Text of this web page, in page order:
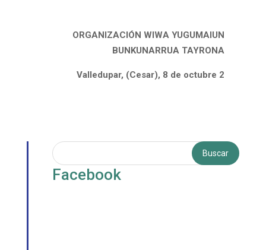
ORGANIZACIÓN WIWA YUGUMAIUN
BUNKUNARRUA TAYRONA
Valledupar, (Cesar), 8 de octubre 2
Facebook